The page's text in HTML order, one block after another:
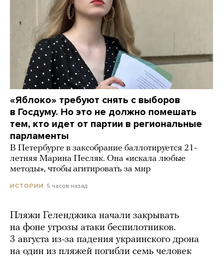
«Яблоко» требуют снять с выборов
в Госдуму. Но это не должно помешать
тем, кто идет от партии в региональные
парламенты
В Петербурге в заксобрание баллотируется 21-
летняя Марина Песляк. Она «искала любые
методы», чтобы агитировать за мир
ИСТОРИИ 5 часов назад
Пляжи Геленджика начали закрывать
на фоне угрозы атаки беспилотников.
3 августа из-за падения украинского дрона
на один из пляжей погибли семь человек